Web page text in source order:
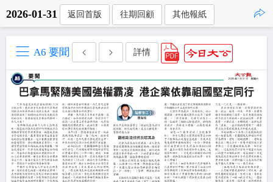
2026-01-31 返回首版 往期回顧 其他報紙
A6 要聞 詳情